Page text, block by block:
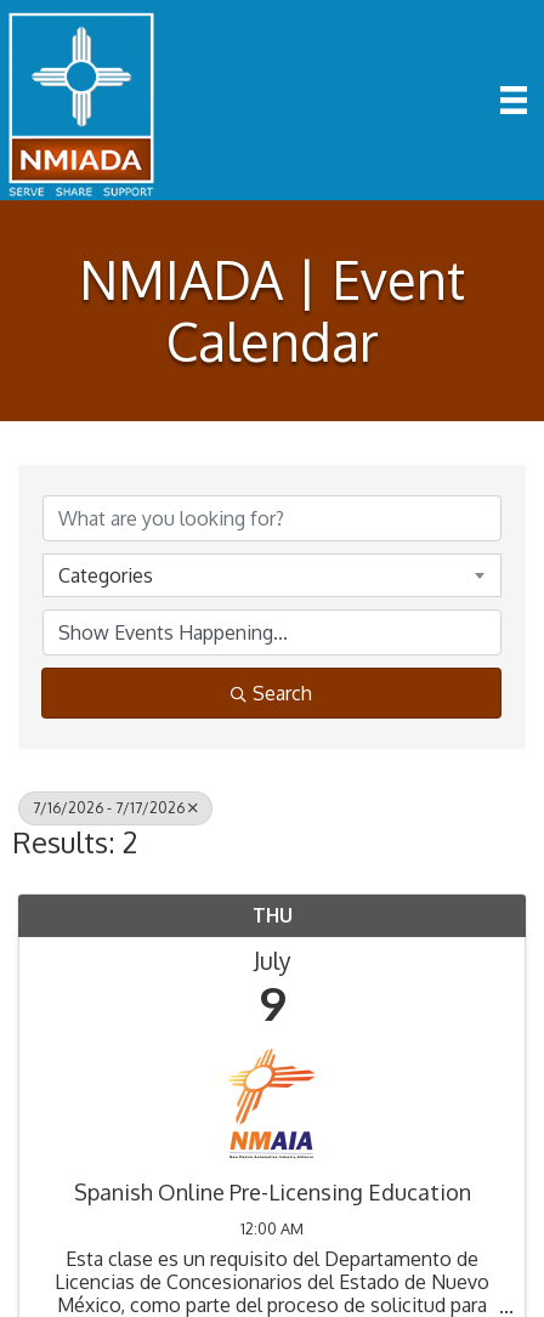
NMIADA | Event
Calendar
Categories
Search
7/16/2026 - 7/17/2026
Results: 2
THU
July
9
Spanish Online Pre-Licensing Education
12:00 AM
Esta clase es un requisito del Departamento de
Licencias de Concesionarios del Estado de Nuevo
México, como parte del proceso de solicitud para